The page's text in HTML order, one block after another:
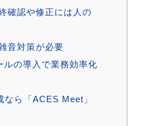
確認や修正には人の
音対策が必要
ルの導入で業務効率化
なら「ACES Meet」